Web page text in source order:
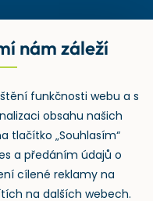
nám záleží
funkčnosti webu a s
obsahu našich
tlačítko „Souhlasím“
a předáním údajů o
cílené reklamy na
na dalších webech.